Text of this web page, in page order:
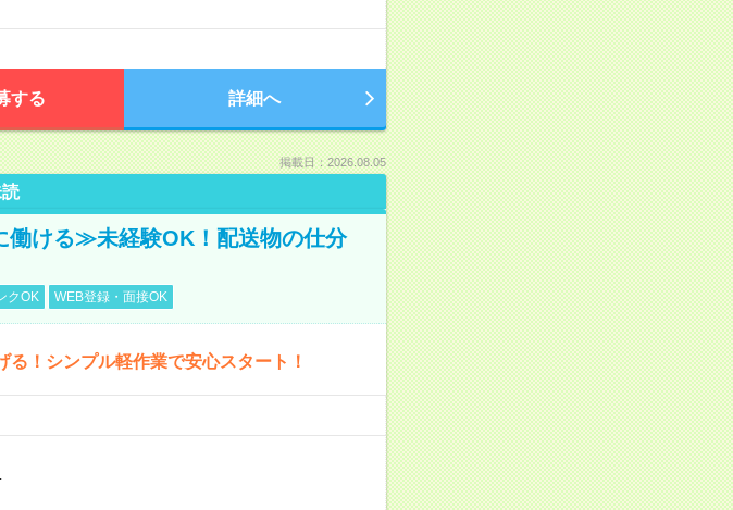
する 詳細へ
掲載日：2026.08.05
働ける≫未経験OK！配送物の仕分
クOK WEB登録・面接OK
る！シンプル軽作業で安心スタート！